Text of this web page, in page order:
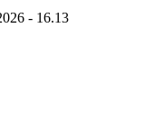
- 16.13